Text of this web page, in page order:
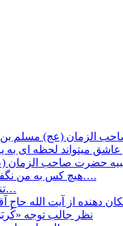
الزمان (عج) مسلم
هیچ کس به من نگفت: رمــز وصال را….
تنهـــــــاترین انسان…
دهنده از آیت الله حاج
نظر جالب توجه